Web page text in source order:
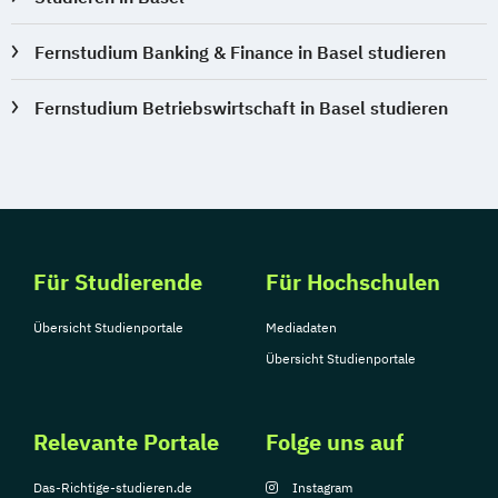
Soziale Arbeit Schwerpunkt Kinder und
Jugendliche
Sozialpädagogik und Inklusion
Wirtschaftsingenieurwesen
Wirtschaftsingenieurwesen (DE/EN)
Wirtschaftsingenieurwesen Medizintechnik
Wirtschaftsrecht
Fernstudium Banking & Finance in Basel studieren
Fernstudium Betriebswirtschaft in Basel studieren
Für Studierende
Übersicht Studienportale
Für Hochschulen
Mediadaten
Übersicht Studienportale
Relevante Portale
Das-Richtige-studieren.de
Folge uns auf
Instagram